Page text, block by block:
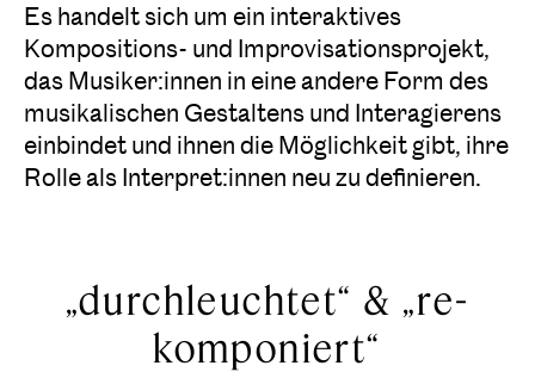
Es handelt sich um ein interaktives
Kompositions- und Improvisationsprojekt,
das Musiker:innen in eine andere Form des
musikalischen Gestaltens und Interagierens
einbindet und ihnen die Möglichkeit gibt, ihre
Rolle als Interpret:innen neu zu definieren.
„durchleuchtet“ & „re-
komponiert“